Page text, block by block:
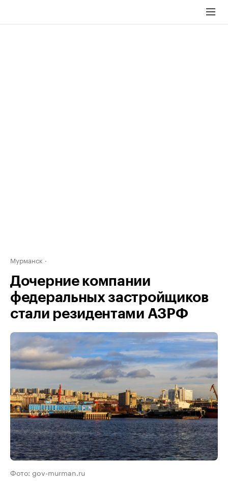
Мурманск
Дочерние компании
федеральных застройщиков
стали резидентами АЗРФ
Фото: gov-murman.ru